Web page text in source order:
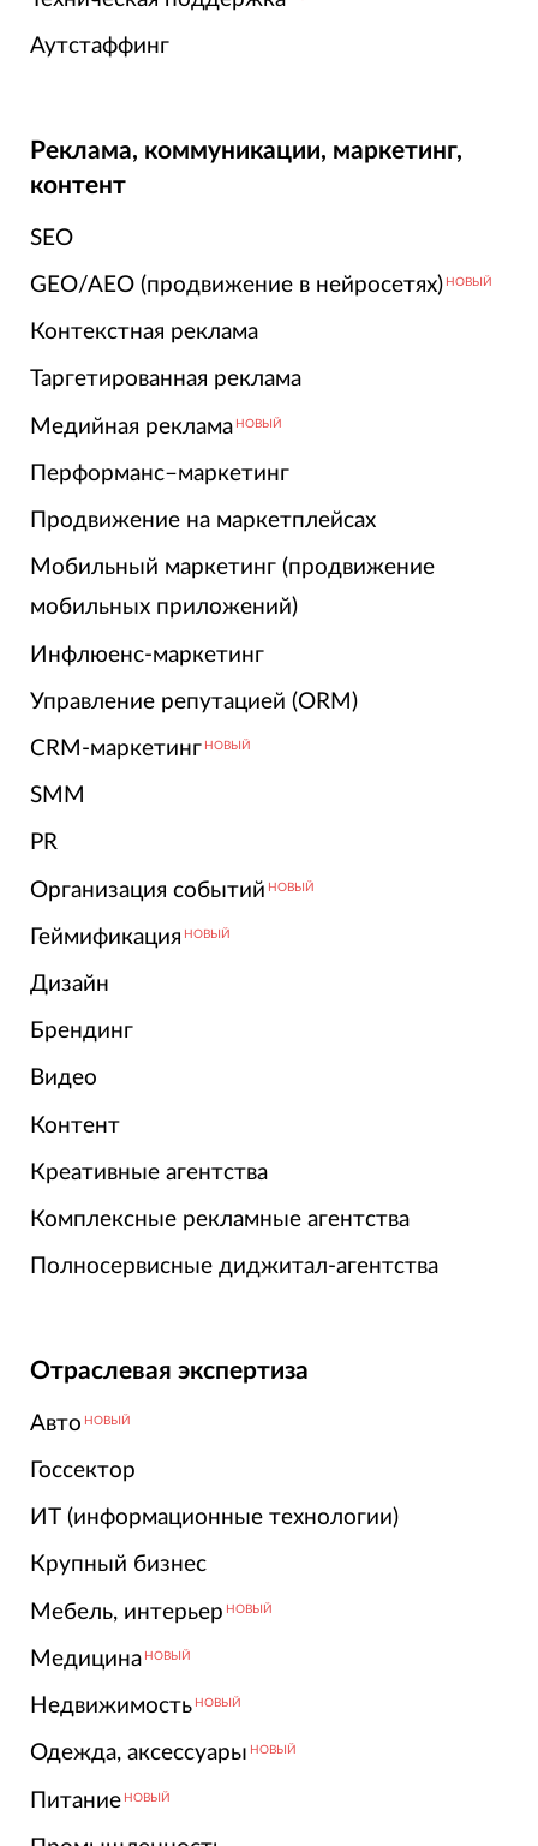
Аутстаффинг
Реклама, коммуникации, маркетинг,
контент
SEO
GEO/AEO (продвижение в нейросетях) НОВЫЙ
Контекстная реклама
Таргетированная реклама
Медийная реклама НОВЫЙ
Перформанс–маркетинг
Продвижение на маркетплейсах
Мобильный маркетинг (продвижение
мобильных приложений)
Инфлюенс-маркетинг
Управление репутацией (ORM)
CRM-маркетинг НОВЫЙ
SMM
PR
Организация событий НОВЫЙ
Геймификация НОВЫЙ
Дизайн
Брендинг
Видео
Контент
Креативные агентства
Комплексные рекламные агентства
Полносервисные диджитал-агентства
Отраслевая экспертиза
Авто НОВЫЙ
Госсектор
ИТ (информационные технологии)
Крупный бизнес
Мебель, интерьер НОВЫЙ
Медицина НОВЫЙ
Недвижимость НОВЫЙ
Одежда, аксессуары НОВЫЙ
Питание НОВЫЙ